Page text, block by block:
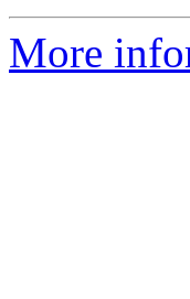
More